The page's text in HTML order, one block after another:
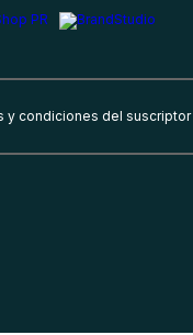
y condiciones del suscriptor